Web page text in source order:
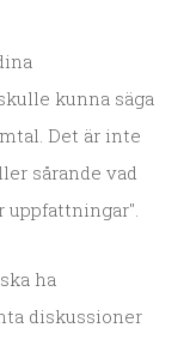
kunna säga
Det är inte
sårande vad
uppfattningar".
ha
diskussioner